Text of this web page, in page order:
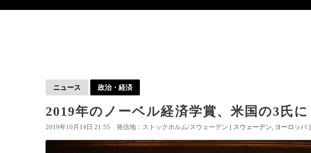
ニュース 政治・経済
2019年のノーベル経済学賞、米国の3氏に
2019年10月14日 21:55 発信地：ストックホルム/スウェーデン [ スウェーデン ヨーロッパ ]